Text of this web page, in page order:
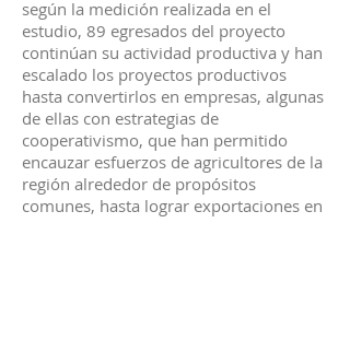
según la medición realizada en el
estudio, 89 egresados del proyecto
continúan su actividad productiva y han
escalado los proyectos productivos
hasta convertirlos en empresas, algunas
de ellas con estrategias de
cooperativismo, que han permitido
encauzar esfuerzos de agricultores de la
región alrededor de propósitos
comunes, hasta lograr exportaciones en